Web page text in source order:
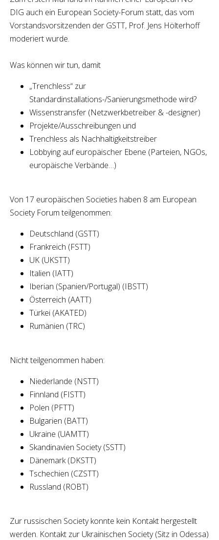
DIG auch ein European Society-Forum statt, das vom
Vorstandsvorsitzenden der GSTT, Prof. Jens Hölterhoff
moderiert wurde.
Was können wir tun, damit
„Trenchless“ zur
Standardinstallations-/Sanierungsmethode wird?
Wissenstransfer (Netzwerkbetreiber & -designer)
Projekte/Ausschreibungen und
Trenchless als Nachhaltigkeitstreiber
Lobbying auf europäischer Ebene (Parteien, NGOs,
europäische Verbände…)
Von 17 europäischen Societies haben 8 am European
Society Forum teilgenommen:
Deutschland (GSTT)
Frankreich (FSTT)
UK (UKSTT)
Italien (IATT)
Iberian (Spanien/Portugal) (IBSTT)
Österreich (AATT)
Türkei (AKATED)
Rumänien (TRC)
Nicht teilgenommen haben:
Niederlande (NSTT)
Finnland (FISTT)
Polen (PFTT)
Bulgarien (BATT)
Ukraine (UAMTT)
Skandinavien Society (SSTT)
Dänemark (DKSTT)
Tschechien (CZSTT)
Russland (ROBT)
Zur russischen Society konnte kein Kontakt hergestellt
werden. Kontakt zur Ukrainischen Society (Sitz in Odessa)